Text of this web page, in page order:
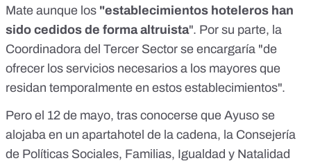
Mate aunque los "establecimientos hoteleros han
sido cedidos de forma altruista". Por su parte, la
Coordinadora del Tercer Sector se encargaría "de
ofrecer los servicios necesarios a los mayores que
residan temporalmente en estos establecimientos".
Pero el 12 de mayo, tras conocerse que Ayuso se
alojaba en un apartahotel de la cadena, la Consejería
de Políticas Sociales, Familias, Igualdad y Natalidad